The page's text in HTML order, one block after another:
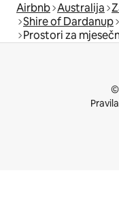
Airbnb Australija
Shire of Dardanup
Prostori za
©